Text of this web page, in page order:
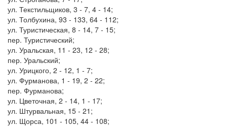
ул. Текстильщиков, 3 - 7, 4 - 14;
ул. Толбухина, 93 - 133, 64 - 112;
ул. Туристическая, 8 - 14, 7 - 15;
пер. Туристический;
ул. Уральская, 11 - 23, 12 - 28;
пер. Уральский;
ул. Урицкого, 2 - 12, 1 - 7;
ул. Фурманова, 1 - 19, 2 - 22;
пер. Фурманова;
ул. Цветочная, 2 - 14, 1 - 17;
ул. Штурвальная, 15 - 21;
ул. Щорса, 101 - 105, 44 - 108;